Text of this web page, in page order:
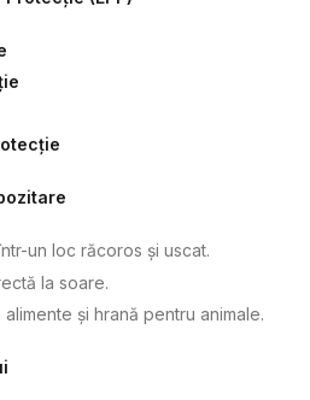
un loc răcoros și uscat.
la soare.
și hrană pentru animale.